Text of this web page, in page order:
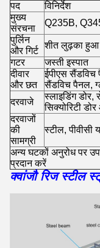
पद
विनिर्देश
मुख्य
संरचना
Q235B,
पुर्लिन
और गिर्ट
शीत लुढ़का हुआ
गटर
जस्ती इस्पात
दीवार
और छत
ईपीएस
सैंडविच पैनल,
दरवाजे
स्लाइडिंग
सिक्योरिटी
दरवाजों
की
सामग्री
स्टील, पीवीसी
अन्य घटकों अनुरोध पर
प्रदान करें
क्वांजौ रिज स्टील